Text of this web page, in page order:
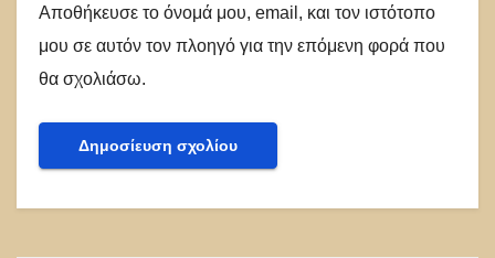
Αποθήκευσε το όνομά μου, email, και τον ιστότοπο
μου σε αυτόν τον πλοηγό για την επόμενη φορά που
θα σχολιάσω.